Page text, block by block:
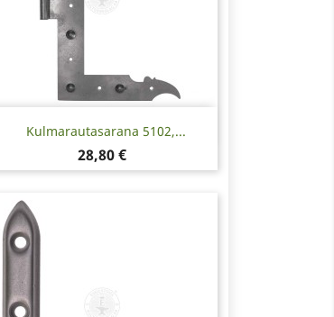
Kulmarautasarana 5102,...
Hinta
28,80 €
Pikakatselu